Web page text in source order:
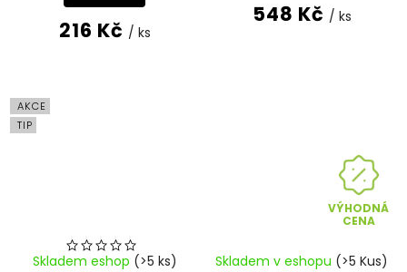
216 Kč / ks
548 Kč / ks
AKCE
TIP
Skladem eshop (>5 ks)
VÝHODNÁ
CENA
Skladem v eshopu (>5 Kus)